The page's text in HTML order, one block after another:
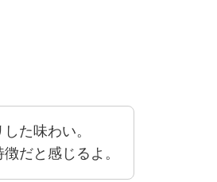
た味わい。
だと感じるよ。